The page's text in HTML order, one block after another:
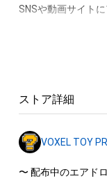
SNSや動画サイト
・本アイテムに関
産権(それらの権利
作権を有する方、
けている者によっ
を保有していたと
ストア詳細
VOXEL TOY
〜 配布中のエアド